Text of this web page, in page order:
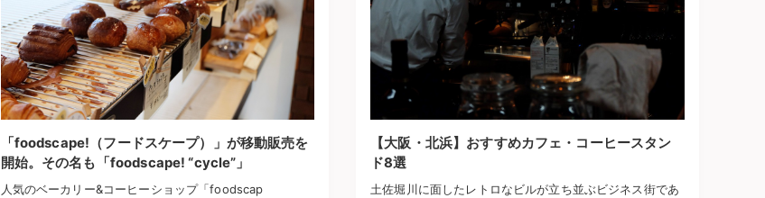
「foodscape!（フードスケープ）」が移動販売を
開始。その名も「foodscape! “cycle”」
人気のベーカリー&コーヒーショップ「foodscap
【大阪・北浜】おすすめカフェ・コーヒースタン
ド8選
土佐堀川に面したレトロなビルが立ち並ぶビジネス街であ